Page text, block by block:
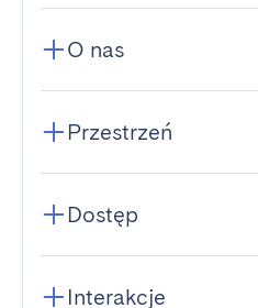
O nas
Przestrzeń
Dostęp
Interakcje